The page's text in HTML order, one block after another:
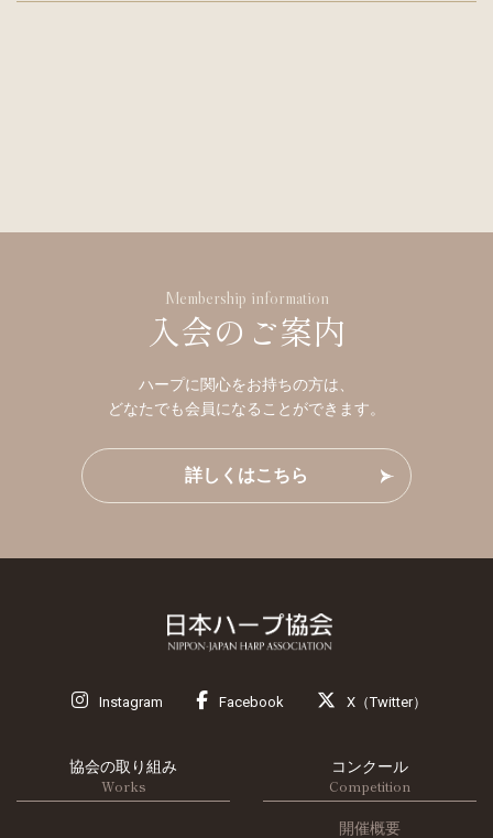
Membership information
入会のご案内
ハープに関心をお持ちの方は、
どなたでも会員になることができます。
詳しくはこちら
Instagram Facebook X（Twitter）
協会の取り組み
Works
コンクール
Competition
開催概要